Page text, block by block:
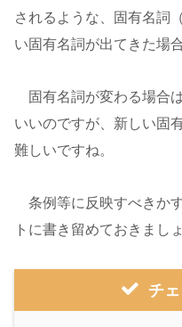
されるような、固有名詞
い固有名詞が出てきた場
固有名詞が変わる場合
いいのですが、新しい固
難しいですね。
条例等に反映すべきか
トに書き留めておきましょ
チ